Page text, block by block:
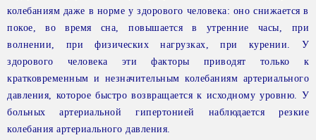
колебаниям даже в норме у здорового человека: оно снижается в
покое, во время сна, повышается в утренние часы, при
волнении, при физических нагрузках, при курении. У
здорового человека эти факторы приводят только к
кратковременным и незначительным колебаниям артериального
давления, которое быстро возвращается к исходному уровню. У
больных артериальной гипертонией наблюдается резкие
колебания артериального давления.